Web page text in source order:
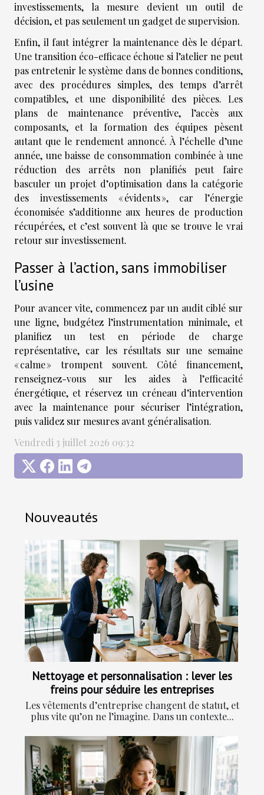
investissements, la mesure devient un outil de
décision, et pas seulement un gadget de supervision.
Enfin, il faut intégrer la maintenance dès le départ.
Une transition éco-efficace échoue si l’atelier ne peut
pas entretenir le système dans de bonnes conditions,
avec des procédures simples, des temps d’arrêt
compatibles, et une disponibilité des pièces. Les
plans de maintenance préventive, l’accès aux
composants, et la formation des équipes pèsent
autant que le rendement annoncé. À l’échelle d’une
année, une baisse de consommation combinée à une
réduction des arrêts non planifiés peut faire
basculer un projet d’optimisation dans la catégorie
des investissements « évidents », car l’énergie
économisée s’additionne aux heures de production
récupérées, et c’est souvent là que se trouve le vrai
retour sur investissement.
Passer à l’action, sans immobiliser
l’usine
Pour avancer vite, commencez par un audit ciblé sur
une ligne, budgétez l’instrumentation minimale, et
planifiez un test en période de charge
représentative, car les résultats sur une semaine
« calme » trompent souvent. Côté financement,
renseignez-vous sur les aides à l’efficacité
énergétique, et réservez un créneau d’intervention
avec la maintenance pour sécuriser l’intégration,
puis validez sur mesures avant généralisation.
Vendredi 3 juillet 2026 09:32
Nouveautés
Nettoyage et personnalisation : lever les
freins pour séduire les entreprises
Les vêtements d’entreprise changent de statut, et
plus vite qu’on ne l’imagine. Dans un contexte...